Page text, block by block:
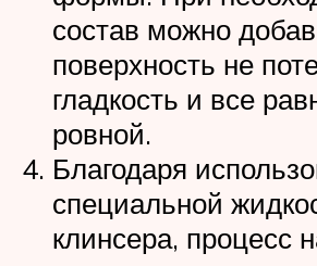
состав можно
поверхность не
гладкость и все
ровной.
Благодаря
специальной
клинсера, процесс